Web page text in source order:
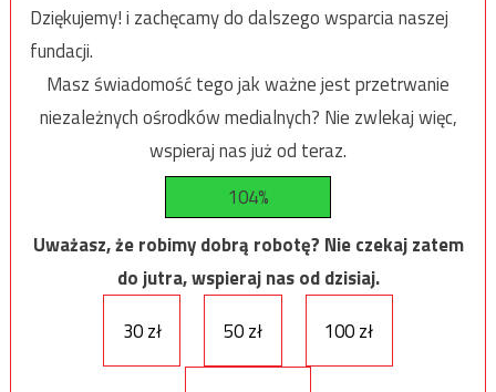
Dziękujemy! i zachęcamy do dalszego wsparcia naszej
fundacji.
Masz świadomość tego jak ważne jest przetrwanie
niezależnych ośrodków medialnych? Nie zwlekaj więc,
wspieraj nas już od teraz.
104%
Uważasz, że robimy dobrą robotę? Nie czekaj zatem
do jutra, wspieraj nas od dzisiaj.
30 zł
50 zł 100 zł